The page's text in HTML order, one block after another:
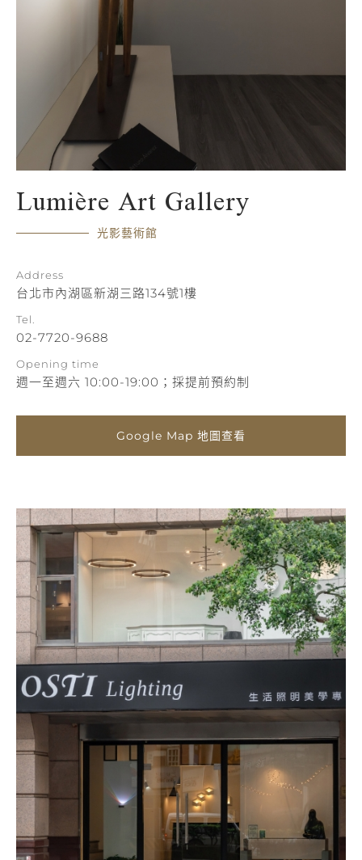
Lumière Art Gallery
光影藝術館
Address
台北市內湖區新湖三路134號1樓
Tel.
02-7720-9688
Opening time
週一至週六 10:00-19:00；採提前預約制
Google Map 地圖查看